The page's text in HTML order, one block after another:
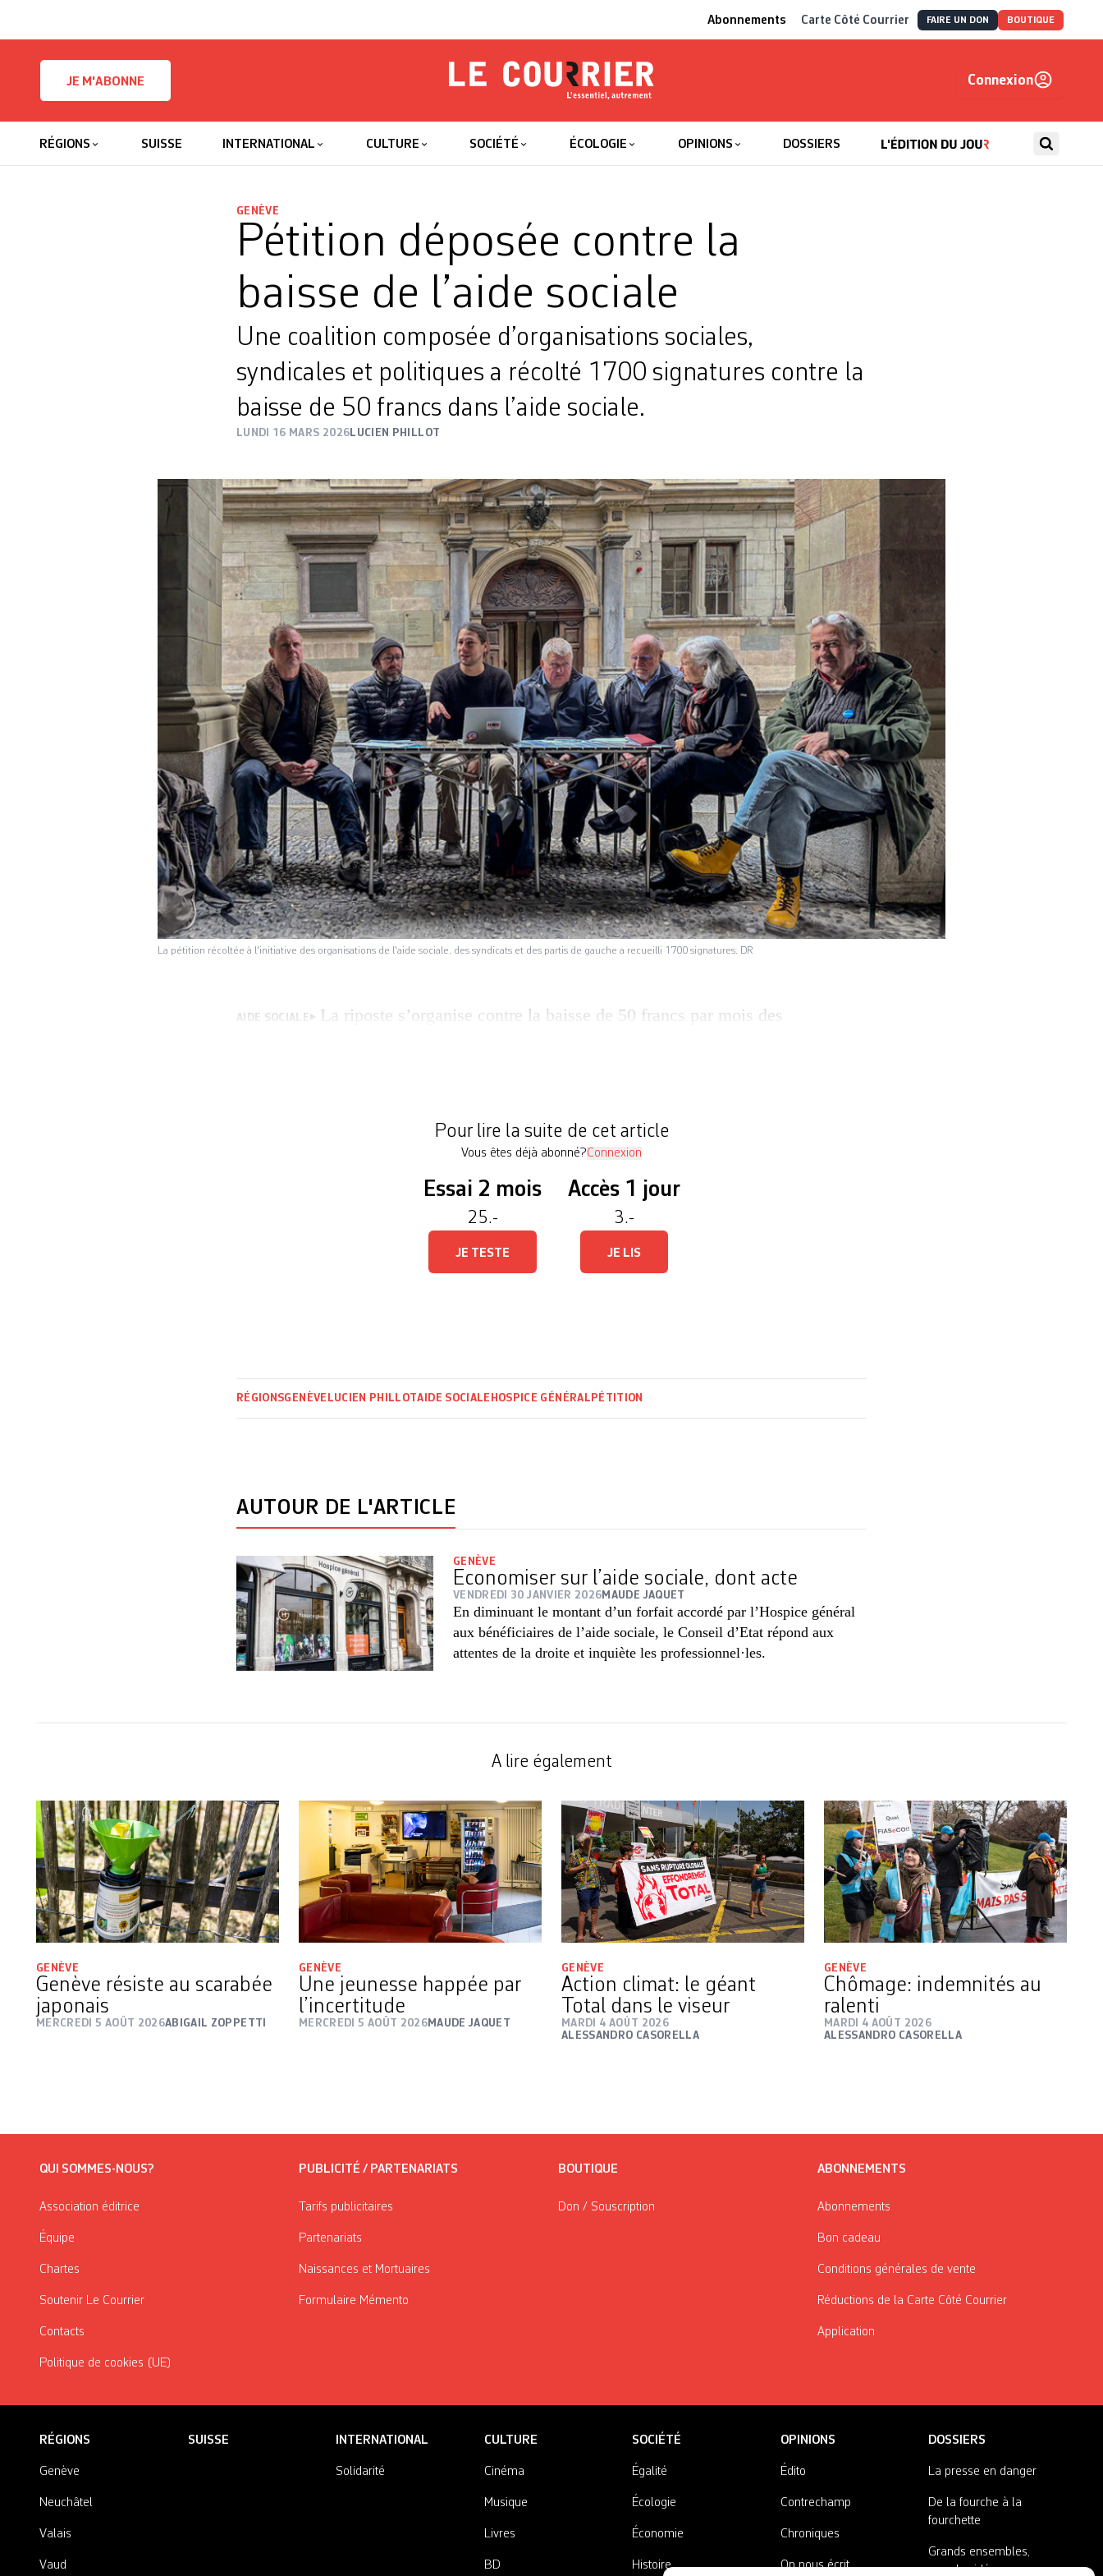
Abonnements Carte Côté Courrier FAIRE UN DON BOUTIQUE
JE M'ABONNE
Le Courrier
Connexion
RÉGIONS SUISSE INTERNATIONAL CULTURE SOCIÉTÉ ÉCOLOGIE OPINIONS DOSSIERS
GENÈVE
Pétition déposée contre la
baisse de l’aide sociale
Une coalition composée d’organisations sociales,
syndicales et politiques a récolté 1700 signatures contre la
baisse de 50 francs dans l’aide sociale.
LUNDI 16 MARS 2026 LUCIEN PHILLOT
La pétition récoltée à l'initiative des organisations de l'aide sociale, des syndicats et des partis de gauche a recueilli 1700 signatures. DR
AIDE SOCIALE
La riposte s’organise contre la baisse de 50 francs par mois des
Pour lire la suite de cet article
Vous êtes déjà abonné?Connexion
Essai 2 mois
25.-
JE TESTE
Accès 1 jour
3.-
JE LIS
RÉGIONSGENÈVE LUCIEN PHILLOTAIDE SOCIALE HOSPICE GÉNÉRAL PÉTITION
AUTOUR DE L'ARTICLE
GENÈVE
Economiser sur l’aide sociale, dont acte
VENDREDI 30 JANVIER 2026 MAUDE JAQUET
En diminuant le montant d’un forfait accordé par l’Hospice général
aux bénéficiaires de l’aide sociale, le Conseil d’Etat répond aux
attentes de la droite et inquiète les professionnel·les.
A lire également
GENÈVE
Genève résiste au scarabée
japonais
MERCREDI 5 AOÛT 2026ABIGAIL ZOPPETTI
GENÈVE
Une jeunesse happée par
l’incertitude
MERCREDI 5 AOÛT 2026 MAUDE JAQUET
GENÈVE
Action climat: le géant
Total dans le viseur
MARDI 4 AOÛT 2026
ALESSANDRO CASORELLA
GENÈVE
Chômage: indemnités au
ralenti
MARDI 4 AOÛT 2026
ALESSANDRO CASORELLA
QUI SOMMES-NOUS?
Association éditrice
Équipe
Chartes
Soutenir Le Courrier
Contacts
Politique de cookies (UE)
PUBLICITÉ / PARTENARIATS
Tarifs publicitaires
Partenariats
Naissances et Mortuaires
Formulaire Mémento
BOUTIQUE
Don / Souscription
ABONNEMENTS
Abonnements
Bon cadeau
Conditions générales de vente
Réductions de la Carte Côté Courrier
Application
RÉGIONS
Genève
Neuchâtel
Valais
Vaud
SUISSE INTERNATIONAL
Solidarité
CULTURE
Cinéma
Musique
Livres
BD
SOCIÉTÉ
Égalité
Écologie
Économie
Histoire
OPINIONS
Édito
Contrechamp
Chroniques
On nous écrit
DOSSIERS
La presse en danger
De la fourche à la
fourchette
Grands ensembles,
grandes idées